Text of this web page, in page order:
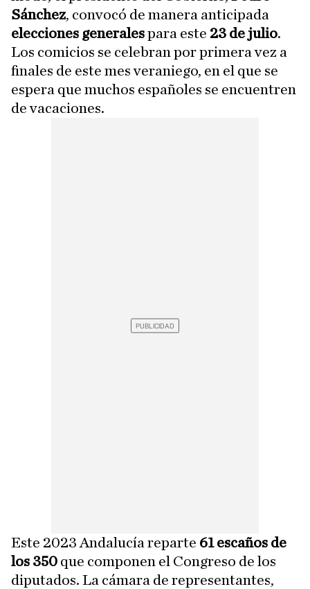
Sánchez, convocó de manera anticipada
elecciones generalespara este 23 de julio.
Los comicios se celebran por primera vez a
finales de este mes veraniego, en el que se
espera que muchos españoles se encuentren
de vacaciones.
Este 2023 Andalucía reparte 61 escaños de
los 350 que componen el Congreso de los
diputados. La cámara de representantes,